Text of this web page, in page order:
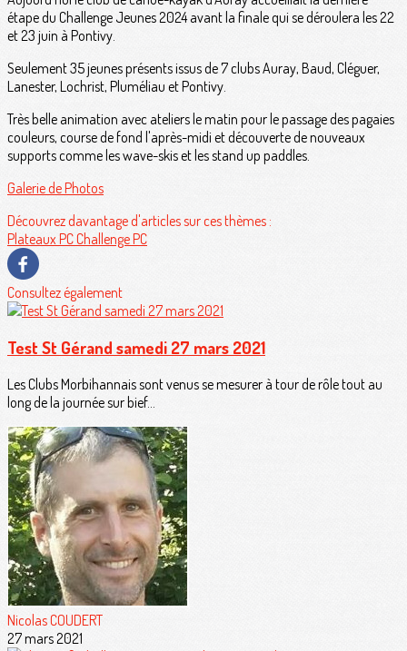
étape du Challenge Jeunes 2024 avant la finale qui se déroulera les 22
et 23 juin à Pontivy.
Seulement 35 jeunes présents issus de 7 clubs Auray, Baud, Cléguer,
Lanester, Lochrist, Pluméliau et Pontivy.
Très belle animation avec ateliers le matin pour le passage des pagaies
couleurs, course de fond l'après-midi et découverte de nouveaux
supports comme les wave-skis et les stand up paddles.
Galerie de Photos
Découvrez davantage d'articles sur ces thèmes :
Plateaux PCChallenge PC
Consultez également
Test St Gérand samedi 27 mars 2021
Les Clubs Morbihannais sont venus se mesurer à tour de rôle tout au
long de la journée sur bief...
Nicolas COUDERT
27 mars 2021